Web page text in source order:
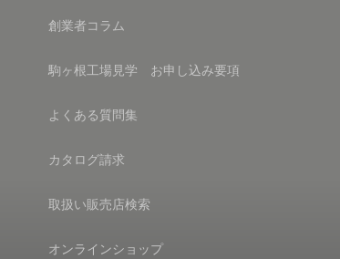
創業者コラム
駒ヶ根工場見学 お申し込み要項
よくある質問集
カタログ請求
取扱い販売店検索
オンラインショップ